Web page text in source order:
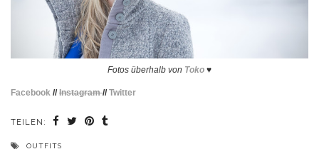
Fotos überhalb von Toko ♥
Facebook //Instagram//Twitter
TEILEN:
OUTFITS